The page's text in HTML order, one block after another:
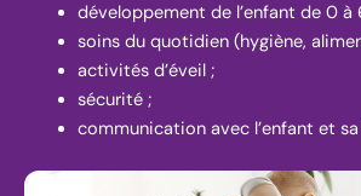
développement de l’enfant de 0 à
soins du quotidien (hygiène,
activités d’éveil ;
sécurité ;
communication avec l’enfant et